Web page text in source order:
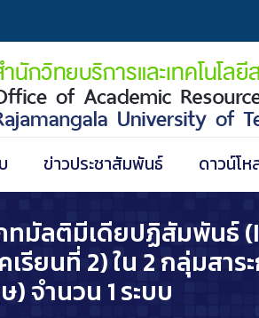
ข่าวประชาสัมพันธ์ ดาวน์โห
ทมัลติมีเดียปฏิสัมพันธ์
ยนที่ 2) ใน 2 กลุ่มสาร
จำนวน 1 ระบบ